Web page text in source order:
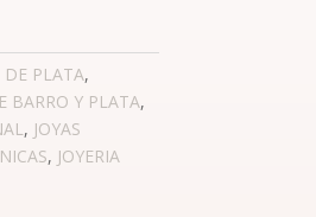
PLATA,
BARRO Y PLATA,
, JOYAS
, JOYERIA